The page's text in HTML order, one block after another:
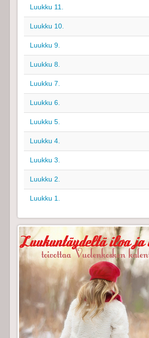
Luukku 11.
Luukku 10.
Luukku 9.
Luukku 8.
Luukku 7.
Luukku 6.
Luukku 5.
Luukku 4.
Luukku 3.
Luukku 2.
Luukku 1.